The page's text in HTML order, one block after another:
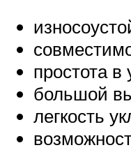
простота в
большой
легкость